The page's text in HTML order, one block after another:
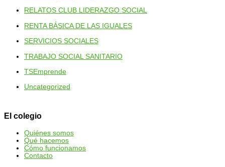
RELATOS CLUB LIDERAZGO SOCIAL
RENTA BÁSICA DE LAS IGUALES
SERVICIOS SOCIALES
TRABAJO SOCIAL SANITARIO
TSEmprende
Uncategorized
El colegio
Quiénes somos
Qué hacemos
Cómo funcionamos
Contacto